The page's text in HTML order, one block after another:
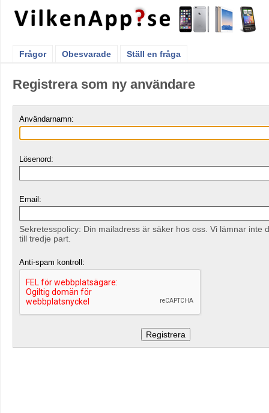
Frågor Obesvarade Ställ en fråga
Registrera som ny användare
Användarnamn:
Lösenord:
Email:
Sekretesspolicy: Din mailadress är säker hos oss. Vi lämnar inte
till tredje part.
Anti-spam kontroll: